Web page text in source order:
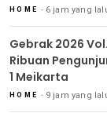
HOME 6 jam yang
Gebrak 2026
Ribuan
1 Meikarta
HOME 9 jam yang